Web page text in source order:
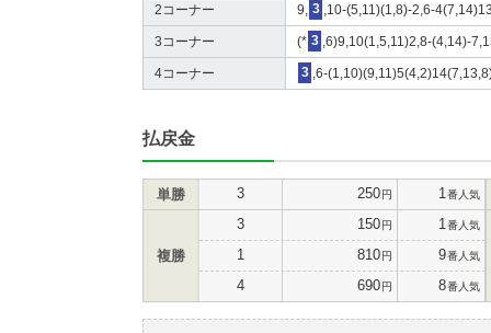
2コーナー 9, 3 ,10-(5,11)(1,8)-2,6-
3コーナー (* 3 ,6)9,10(1,5,11)2,8-(4,14)-
4コーナー 3 ,6-
払戻金
単勝 3 250円 1 番人気
複勝
3 150円 1 番人気
1 810円 9番人気
4 690円 8番人気